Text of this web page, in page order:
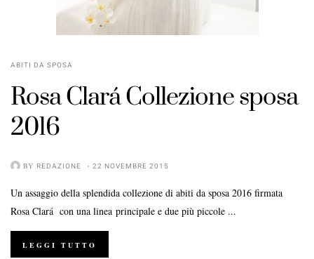
ABITI DA SPOSA
Rosa ClaráCollezione sposa
2016
BY REDAZIONE 22 NOVEMBRE 2015
Un assaggio della splendida collezione di abiti da sposa 2016 firmata
Rosa Clará con una linea principale e due più piccole ...
LEGGI TUTTO